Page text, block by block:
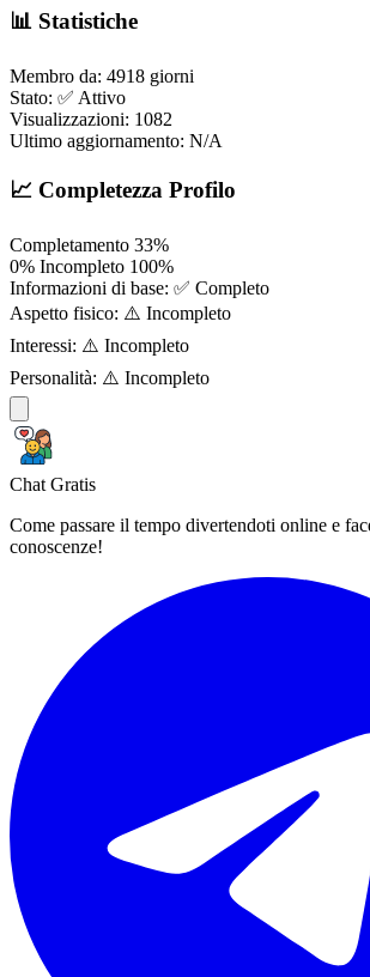
📊 Statistiche
Membro da: 4918 giorni
Stato: ✅ Attivo
Visualizzazioni: 1082
Ultimo aggiornamento: N/A
📈 Completezza Profilo
Completamento 33%
0% Incompleto 100%
Informazioni di base: ✅ Completo
Aspetto fisico: ⚠️ Incompleto
Interessi: ⚠️ Incompleto
Personalità: ⚠️ Incompleto
Chat Gratis
Come passare il tempo divertendoti online e
conoscenze!